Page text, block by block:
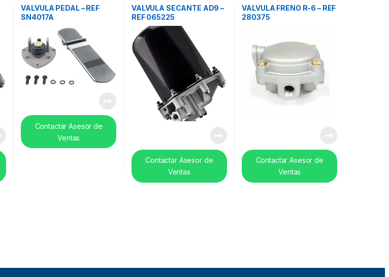
VALVULA PEDAL – REF
SN4017A
Contactar Asesor de
Ventas
VALVULA SECANTE AD9 –
REF 065225
Contactar Asesor de
Ventas
VALVULA FRENO R-6 – REF
280375
Contactar Asesor de
Ventas